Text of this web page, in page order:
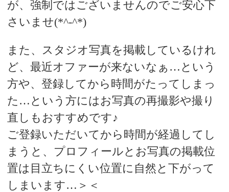
が、強制ではございませんのでご安心下
さいませ(*^-^*)
また、スタジオ写真を掲載しているけれ
ど、最近オファーが来ないなぁ…という
方や、登録してから時間がたってしまっ
た…という方にはお写真の再撮影や撮り
直しもおすすめです♪
ご登録いただいてから時間が経過してし
まうと、プロフィールとお写真の掲載位
置は目立ちにくい位置に自然と下がって
しまいます…＞＜